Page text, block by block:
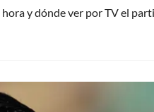
y dónde ver por TV el